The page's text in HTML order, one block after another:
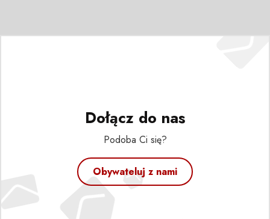
Dołącz do nas
Podoba Ci się?
Obywateluj z nami